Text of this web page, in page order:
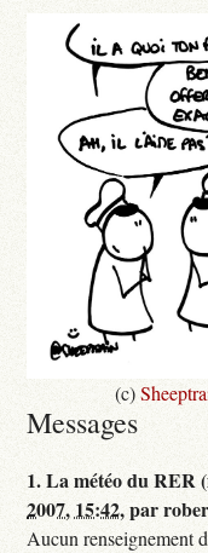
(c)
Messages
1.La météo du RER
2007, 15:42,par
Aucun renseignement